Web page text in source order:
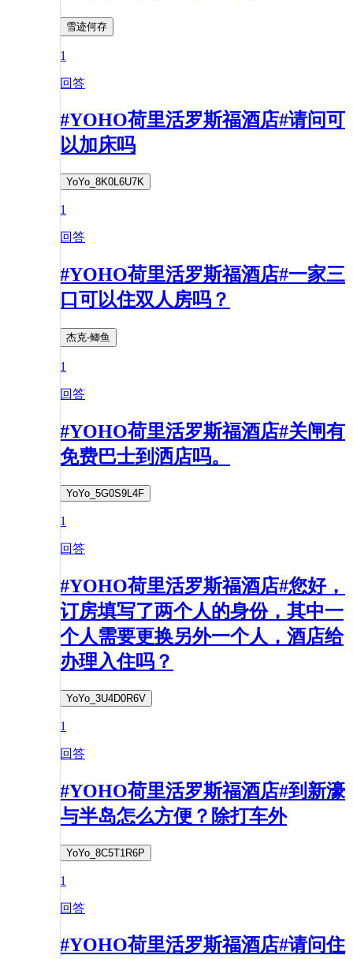
雪迹何存
1
回答
#YOHO荷里活罗斯福酒店#请问可
以加床吗
YoYo_8K0L6U7K
1
回答
#YOHO荷里活罗斯福酒店#一家三
口可以住双人房吗？
杰克-鲫鱼
1
回答
#YOHO荷里活罗斯福酒店#关闸有
免费巴士到洒店吗。
YoYo_5G0S9L4F
1
回答
#YOHO荷里活罗斯福酒店#您好，
订房填写了两个人的身份，其中一
个人需要更换另外一个人，酒店给
办理入住吗？
YoYo_3U4D0R6V
1
回答
#YOHO荷里活罗斯福酒店#到新濠
与半岛怎么方便？除打车外
YoYo_8C5T1R6P
1
回答
#YOHO荷里活罗斯福酒店#请问住